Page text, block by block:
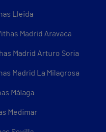
Lleida
Madrid Aravaca
Madrid Arturo Soria
Madrid La Milagrosa
Málaga
Medimar